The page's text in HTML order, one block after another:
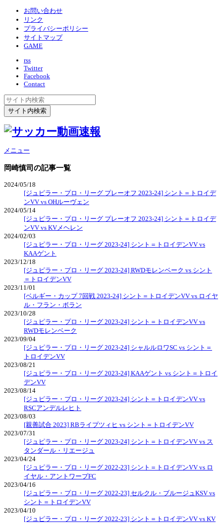
お問い合わせ
リンク
プライバシーポリシー
サイトマップ
GAME
rss
Twitter
Facebook
Contact
メニュー
岡崎慎司の記事一覧
2024/05/18
[ジュピラー・プロ・リーグ プレーオフ 2023-24] シント＝トロイデ
ンVV vs OHルーヴェン
2024/05/14
[ジュピラー・プロ・リーグ プレーオフ 2023-24] シント＝トロイデ
ンVV vs KVメヘレン
2024/02/03
[ジュピラー・プロ・リーグ 2023-24] シント＝トロイデンVV vs
KAAゲント
2023/12/18
[ジュピラー・プロ・リーグ 2023-24] RWDモレンベーク vs シント
＝トロイデンVV
2023/11/01
[ベルギー・カップ 7回戦 2023-24] シント＝トロイデンVV vs ロイヤ
ル・フラン・ボラン
2023/10/28
[ジュピラー・プロ・リーグ 2023-24] シント＝トロイデンVV vs
RWDモレンベーク
2023/09/04
[ジュピラー・プロ・リーグ 2023-24] シャルルロワSC vs シント＝
トロイデンVV
2023/08/21
[ジュピラー・プロ・リーグ 2023-24] KAAゲント vs シント＝トロイ
デンVV
2023/08/14
[ジュピラー・プロ・リーグ 2023-24] シント＝トロイデンVV vs
RSCアンデルレヒト
2023/08/03
[親善試合 2023] RBライプツィヒ vs シント＝トロイデンVV
2023/07/31
[ジュピラー・プロ・リーグ 2023-24] シント＝トロイデンVV vs ス
タンダール・リエージュ
2023/04/24
[ジュピラー・プロ・リーグ 2022-23] シント＝トロイデンVV vs ロ
イヤル・アントワープFC
2023/04/16
[ジュピラー・プロ・リーグ 2022-23] セルクル・ブルージュKSV vs
シント＝トロイデンVV
2023/04/10
[ジュピラー・プロ・リーグ 2022-23] シント＝トロイデンVV vs KV